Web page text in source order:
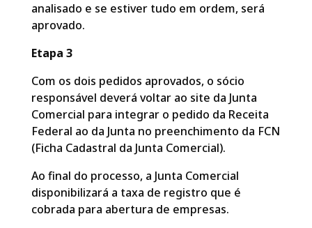
analisado e se estiver tudo em ordem, será
aprovado.
Etapa 3
Com os dois pedidos aprovados, o sócio
responsável deverá voltar ao site da Junta
Comercial para integrar o pedido da Receita
Federal ao da Junta no preenchimento da FCN
(Ficha Cadastral da Junta Comercial).
Ao final do processo, a Junta Comercial
disponibilizará a taxa de registro que é
cobrada para abertura de empresas.